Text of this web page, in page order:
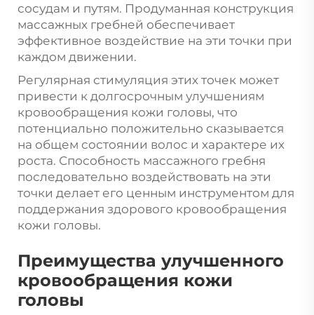
сосудам и путям. Продуманная конструкция
массажных гребней обеспечивает
эффективное воздействие на эти точки при
каждом движении.
Регулярная стимуляция этих точек может
привести к долгосрочным улучшениям
кровообращения кожи головы, что
потенциально положительно сказывается
на общем состоянии волос и характере их
роста. Способность массажного гребня
последовательно воздействовать на эти
точки делает его ценным инструментом для
поддержания здорового кровообращения
кожи головы.
Преимущества улучшенного
кровообращения кожи
головы